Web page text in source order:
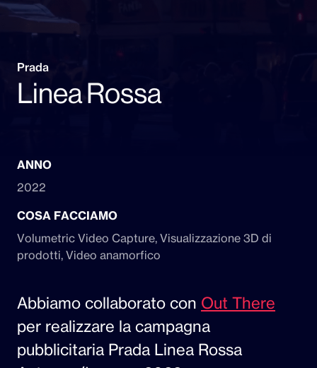
Prada
Linea Rossa
ANNO
2022
COSA FACCIAMO
Volumetric Video Capture, Visualizzazione 3D di
prodotti, Video anamorfico
Abbiamo collaborato con Out There
per realizzare la campagna
pubblicitaria Prada Linea Rossa